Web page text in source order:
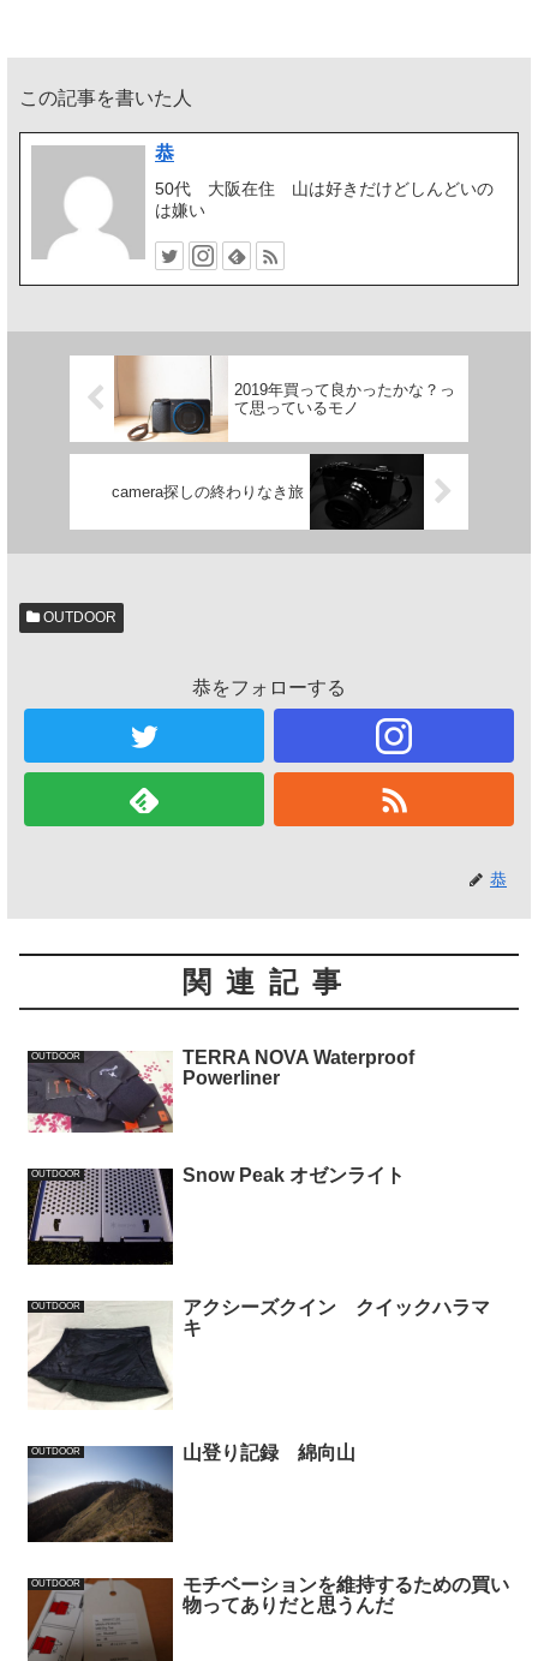
この記事を書いた人
恭
50代 大阪在住 山は好きだけどしんどいの
は嫌い
2019年買って良かったかな？っ
て思っているモノ
camera探しの終わりなき旅
OUTDOOR
恭をフォローする
恭
関連記事
OUTDOOR
TERRA NOVA Waterproof
Powerliner
OUTDOOR Snow Peak オゼンライト
OUTDOOR
アクシーズクイン クイックハラマ
キ
OUTDOOR 山登り記録 綿向山
OUTDOOR
モチベーションを維持するための買い
物ってありだと思うんだ